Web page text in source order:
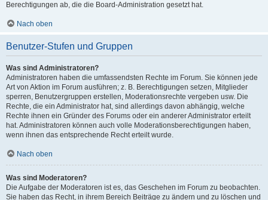
Berechtigungen ab, die die Board-Administration gesetzt hat.
Nach oben
Benutzer-Stufen und Gruppen
Was sind Administratoren?
Administratoren haben die umfassendsten Rechte im Forum. Sie können jede
Art von Aktion im Forum ausführen; z. B. Berechtigungen setzen, Mitglieder
sperren, Benutzergruppen erstellen, Moderationsrechte vergeben usw. Die
Rechte, die ein Administrator hat, sind allerdings davon abhängig, welche
Rechte ihnen ein Gründer des Forums oder ein anderer Administrator erteilt
hat. Administratoren können auch volle Moderationsberechtigungen haben,
wenn ihnen das entsprechende Recht erteilt wurde.
Nach oben
Was sind Moderatoren?
Die Aufgabe der Moderatoren ist es, das Geschehen im Forum zu beobachten.
Sie haben das Recht, in ihrem Bereich Beiträge zu ändern und zu löschen und